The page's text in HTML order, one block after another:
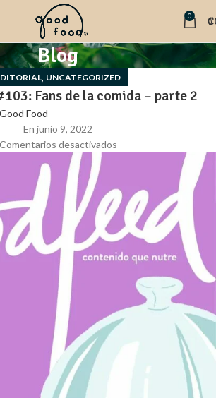
0 ₡
Blog
, UNCATEGORIZED
Fans de la comida – parte 2
Good Food
En junio 9, 2022
Comentarios desactivados